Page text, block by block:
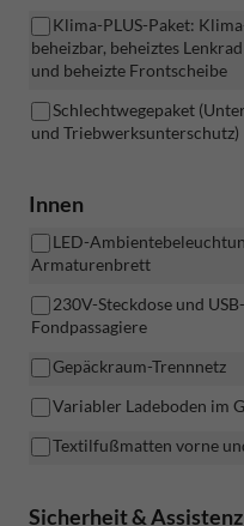
Klima-PLUS-Paket:
beheizbar, beheiztes
und beheizte Frontscheibe
Schlechtwegepaket
und Triebwerksunterschutz)
Innen
LED-
Armaturenbrett
230V-Steckdose und
Fondpassagiere
Gepäckraum-Trennnetz
Variabler Ladeboden im
Textilfußmatten vorne
Sicherheit & Assistenz